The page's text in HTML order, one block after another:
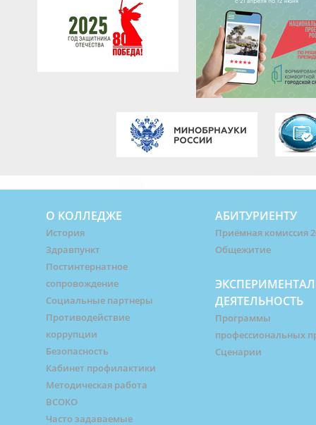
О КОЛЛЕДЖЕ
История
Здравпункт
Постинтернатное
сопровождение
Социальные партнеры
Противодействие
коррупции
Безопасность
Кабинет профилактики
Методическая работа
ВСОКО
Часто задаваемые
АБИТУРИЕНТУ
Приёмная комиссия
Общежитие
ДЕЯТЕЛЬНОСТЬ
Программы
профессиональных
Сценарии